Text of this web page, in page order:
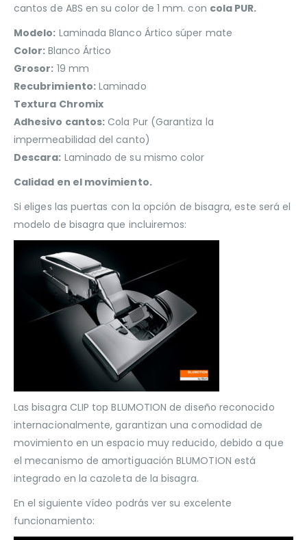
cantos de ABS en su color de 1 mm. con cola PUR.
Modelo: Laminada Blanco Ártico súper mate
Color: Blanco Ártico
Grosor: 19 mm
Recubrimiento:Laminado
Textura Chromix
Adhesivo cantos: Cola Pur (Garantiza la
impermeabilidad del canto)
Descara: Laminado de su mismo color
Calidad en el movimiento.
Si eliges las puertas con la opción de bisagra, este será el
modelo de bisagra que incluiremos:
Las bisagra CLIP top BLUMOTION de diseño reconocido
internacionalmente, garantizan una comodidad de
movimiento en un espacio muy reducido, debido a que
el mecanismo de amortiguación BLUMOTION está
integrado en la cazoleta de la bisagra.
En el siguiente vídeo podrás ver su excelente
funcionamiento: